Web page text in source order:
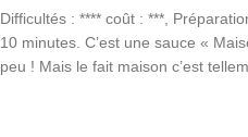
Difficultés : **** coût : ***,
10 minutes. C’est une sauce «
peu ! Mais le fait maison c’est